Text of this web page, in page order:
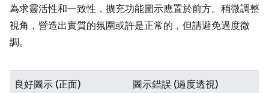
為求靈活性和一致性，擴充功能圖示應置於前方。稍微調整
視角，營造出實質的氛圍或許是正常的，但請避免過度微
調。
良好圖示 (正面) 圖示錯誤 (過度透視)